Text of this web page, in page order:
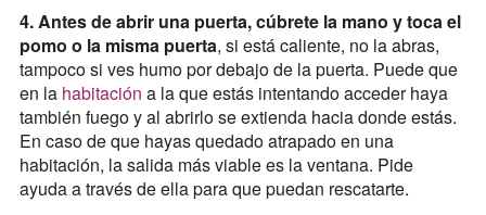
4. Antes de abrir una puerta, cúbrete la mano y toca el
pomo o la misma puerta, si está caliente, no la abras,
tampoco si ves humo por debajo de la puerta. Puede que
en la habitación a la que estás intentando acceder haya
también fuego y al abrirlo se extienda hacia donde estás.
En caso de que hayas quedado atrapado en una
habitación, la salida más viable es la ventana. Pide
ayuda a través de ella para que puedan rescatarte.